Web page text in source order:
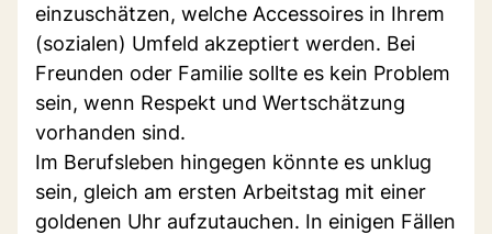
einzuschätzen, welche Accessoires in Ihrem
(sozialen) Umfeld akzeptiert werden. Bei
Freunden oder Familie sollte es kein Problem
sein, wenn Respekt und Wertschätzung
vorhanden sind.
Im Berufsleben hingegen könnte es unklug
sein, gleich am ersten Arbeitstag mit einer
goldenen Uhr aufzutauchen. In einigen Fällen